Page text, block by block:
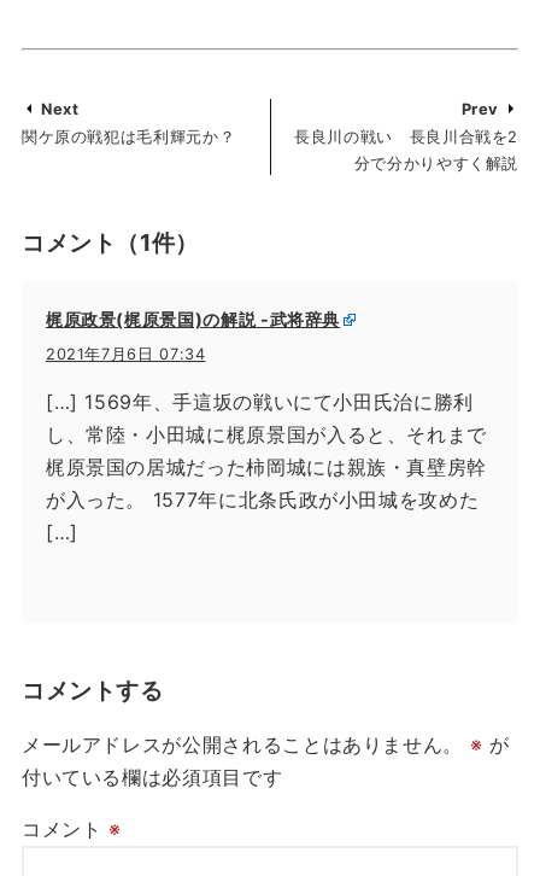
Next
関ケ原の戦犯は毛利輝元か？
Prev
長良川の戦い 長良川合戦を2
分で分かりやすく解説
コメント （1件）
梶原政景(梶原景国)の解説 -武将辞典
2021年7月6日 07:34
[…] 1569年、手這坂の戦いにて小田氏治に勝利
し、常陸・小田城に梶原景国が入ると、それまで
梶原景国の居城だった柿岡城には親族・真壁房幹
が入った。 1577年に北条氏政が小田城を攻めた
[…]
コメントする
メールアドレスが公開されることはありません。 ※ が
付いている欄は必須項目です
コメント ※